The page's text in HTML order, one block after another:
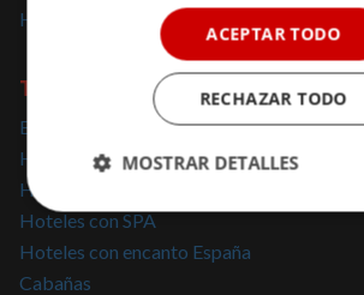
Hoteles solo para adultos
TOP BÚSQUEDAS
Escapadas cerca de Madrid
Hoteles con Encanto Cataluña
Hoteles con Jacuzzi
Hoteles con SPA
Hoteles con encanto España
Cabañas
ACEPTAR TODO
RECHAZAR TODO
MOSTRAR DETALLES
Cookies
estrictamente
necesarias